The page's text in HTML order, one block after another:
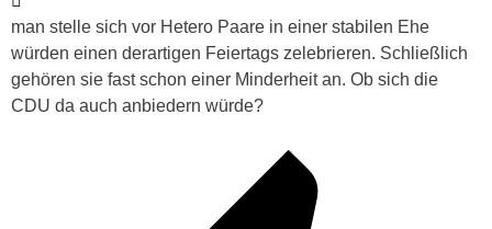
man stelle sich vor Hetero Paare in einer stabilen Ehe
würden einen derartigen Feiertags zelebrieren. Schließlich
gehören sie fast schon einer Minderheit an. Ob sich die
CDU da auch anbiedern würde?